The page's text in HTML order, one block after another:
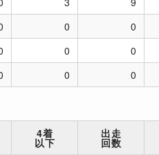
0 0
0 0
0 0
4着
以下
出走
回数